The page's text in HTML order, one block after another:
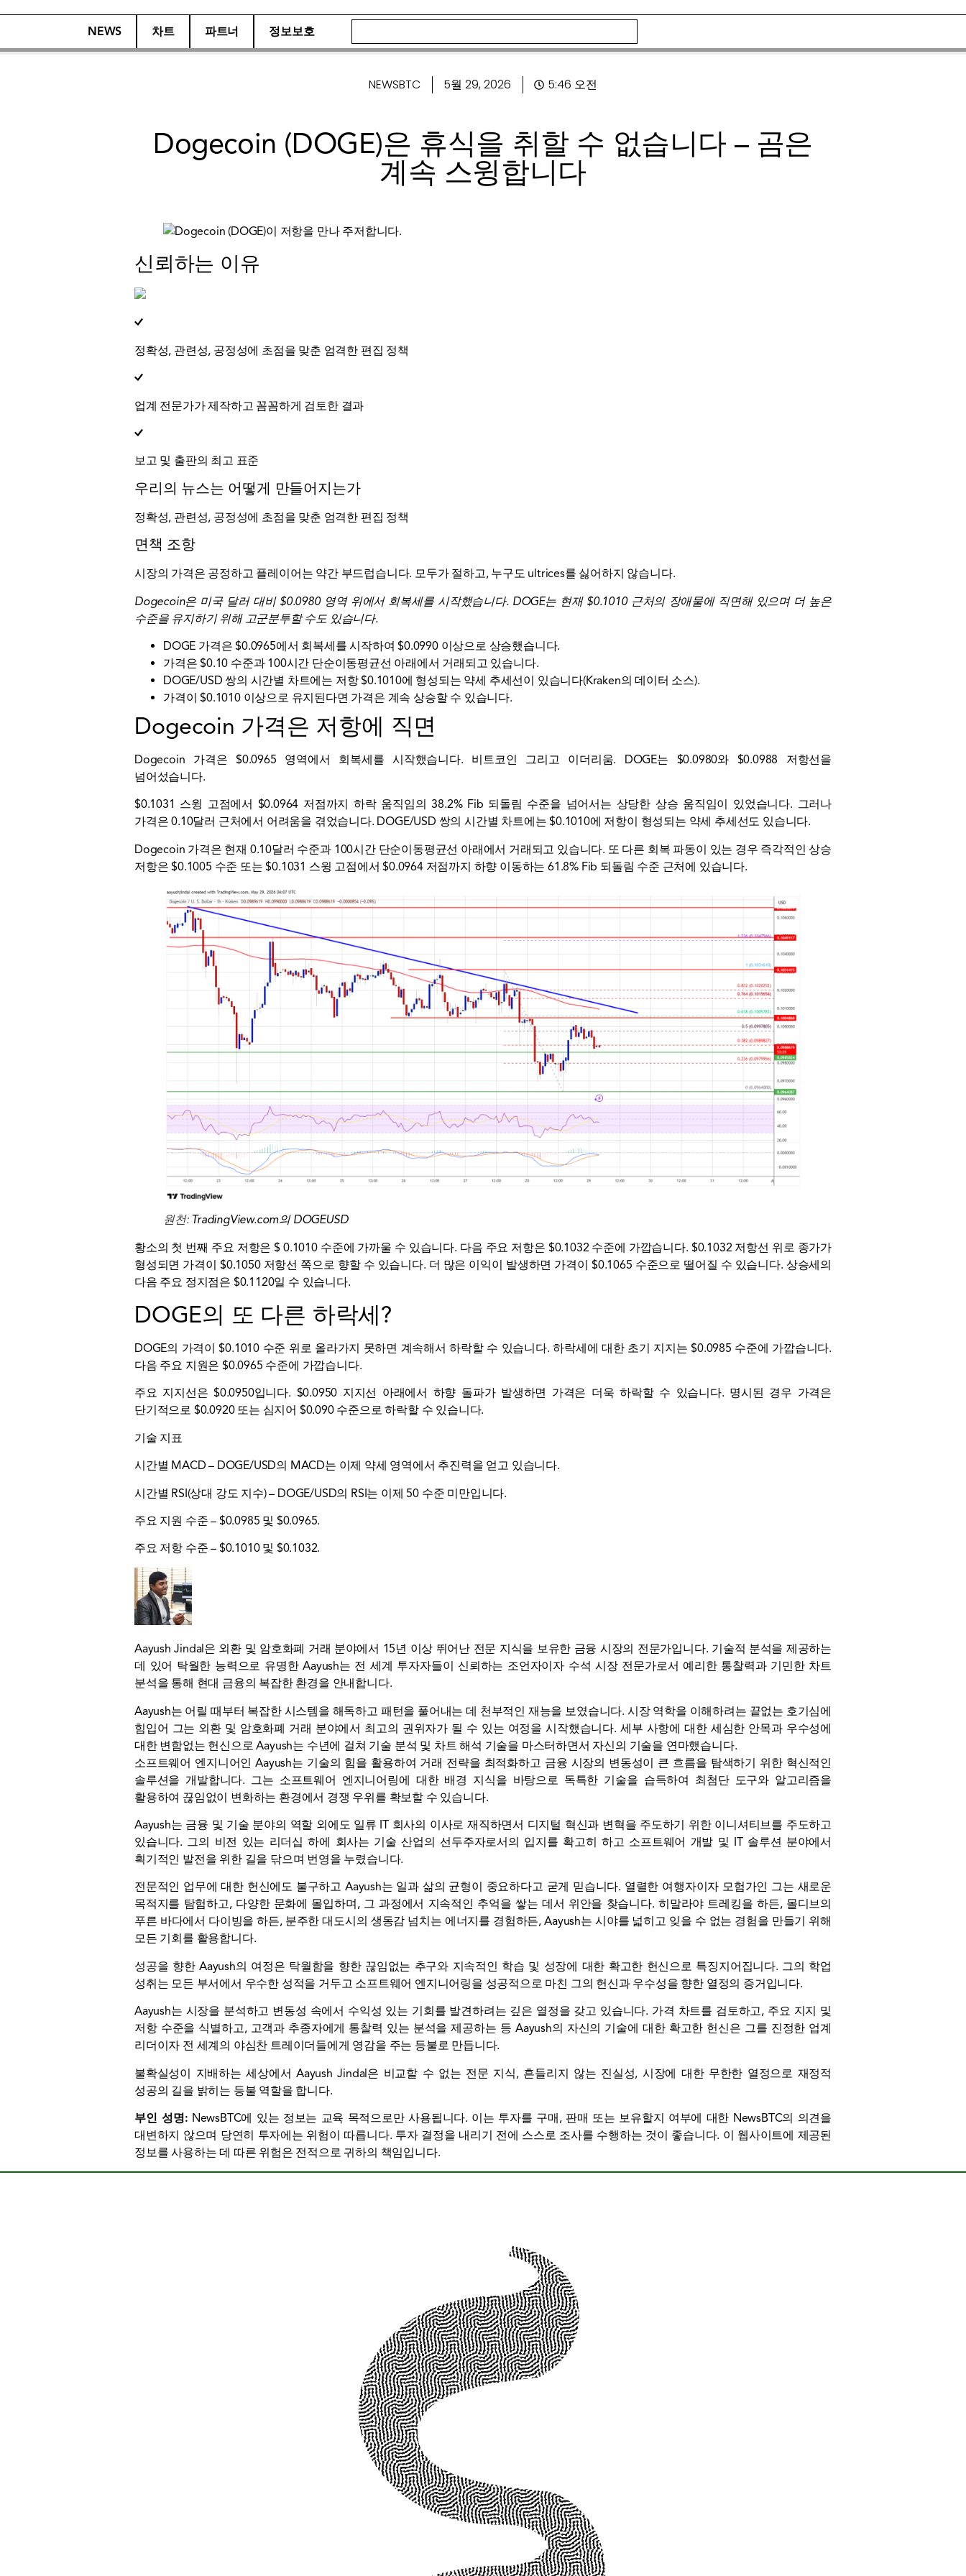
NEWS 차트 파트너 정보보호
NEWSBTC 5월 29, 2026 5:46 오전
Dogecoin (DOGE)은 휴식을 취할 수 없습니다 – 곰은
계속 스윙합니다
신뢰하는 이유
정확성, 관련성, 공정성에 초점을 맞춘 엄격한 편집 정책
업계 전문가가 제작하고 꼼꼼하게 검토한 결과
보고 및 출판의 최고 표준
우리의 뉴스는 어떻게 만들어지는가
정확성, 관련성, 공정성에 초점을 맞춘 엄격한 편집 정책
면책 조항
시장의 가격은 공정하고 플레이어는 약간 부드럽습니다. 모두가 절하고, 누구도 ultrices를 싫어하지 않습니다.
Dogecoin은 미국 달러 대비 $0.0980 영역 위에서 회복세를 시작했습니다. DOGE는 현재 $0.1010 근처의 장애물에 직면해 있으며 더 높은
수준을 유지하기 위해 고군분투할 수도 있습니다.
DOGE 가격은 $0.0965에서 회복세를 시작하여 $0.0990 이상으로 상승했습니다.
가격은 $0.10 수준과 100시간 단순이동평균선 아래에서 거래되고 있습니다.
DOGE/USD 쌍의 시간별 차트에는 저항 $0.1010에 형성되는 약세 추세선이 있습니다(Kraken의 데이터 소스).
가격이 $0.1010 이상으로 유지된다면 가격은 계속 상승할 수 있습니다.
Dogecoin 가격은 저항에 직면
Dogecoin 가격은 $0.0965 영역에서 회복세를 시작했습니다. 비트코인 그리고 이더리움. DOGE는 $0.0980와 $0.0988 저항선을
넘어섰습니다.
$0.1031 스윙 고점에서 $0.0964 저점까지 하락 움직임의 38.2% Fib 되돌림 수준을 넘어서는 상당한 상승 움직임이 있었습니다. 그러나
가격은 0.10달러 근처에서 어려움을 겪었습니다. DOGE/USD 쌍의 시간별 차트에는 $0.1010에 저항이 형성되는 약세 추세선도 있습니다.
Dogecoin 가격은 현재 0.10달러 수준과 100시간 단순이동평균선 아래에서 거래되고 있습니다. 또 다른 회복 파동이 있는 경우 즉각적인 상승
저항은 $0.1005 수준 또는 $0.1031 스윙 고점에서 $0.0964 저점까지 하향 이동하는 61.8% Fib 되돌림 수준 근처에 있습니다.
원천: TradingView.com의 DOGEUSD
황소의 첫 번째 주요 저항은 $ 0.1010 수준에 가까울 수 있습니다. 다음 주요 저항은 $0.1032 수준에 가깝습니다. $0.1032 저항선 위로 종가가
형성되면 가격이 $0.1050 저항선 쪽으로 향할 수 있습니다. 더 많은 이익이 발생하면 가격이 $0.1065 수준으로 떨어질 수 있습니다. 상승세의
다음 주요 정지점은 $0.1120일 수 있습니다.
DOGE의 또 다른 하락세?
DOGE의 가격이 $0.1010 수준 위로 올라가지 못하면 계속해서 하락할 수 있습니다. 하락세에 대한 초기 지지는 $0.0985 수준에 가깝습니다.
다음 주요 지원은 $0.0965 수준에 가깝습니다.
주요 지지선은 $0.0950입니다. $0.0950 지지선 아래에서 하향 돌파가 발생하면 가격은 더욱 하락할 수 있습니다. 명시된 경우 가격은
단기적으로 $0.0920 또는 심지어 $0.090 수준으로 하락할 수 있습니다.
기술 지표
시간별 MACD – DOGE/USD의 MACD는 이제 약세 영역에서 추진력을 얻고 있습니다.
시간별 RSI(상대 강도 지수) – DOGE/USD의 RSI는 이제 50 수준 미만입니다.
주요 지원 수준 – $0.0985 및 $0.0965.
주요 저항 수준 – $0.1010 및 $0.1032.
Aayush Jindal은 외환 및 암호화폐 거래 분야에서 15년 이상 뛰어난 전문 지식을 보유한 금융 시장의 전문가입니다. 기술적 분석을 제공하는
데 있어 탁월한 능력으로 유명한 Aayush는 전 세계 투자자들이 신뢰하는 조언자이자 수석 시장 전문가로서 예리한 통찰력과 기민한 차트
분석을 통해 현대 금융의 복잡한 환경을 안내합니다.
Aayush는 어릴 때부터 복잡한 시스템을 해독하고 패턴을 풀어내는 데 천부적인 재능을 보였습니다. 시장 역학을 이해하려는 끝없는 호기심에
힘입어 그는 외환 및 암호화폐 거래 분야에서 최고의 권위자가 될 수 있는 여정을 시작했습니다. 세부 사항에 대한 세심한 안목과 우수성에
대한 변함없는 헌신으로 Aayush는 수년에 걸쳐 기술 분석 및 차트 해석 기술을 마스터하면서 자신의 기술을 연마했습니다.
소프트웨어 엔지니어인 Aayush는 기술의 힘을 활용하여 거래 전략을 최적화하고 금융 시장의 변동성이 큰 흐름을 탐색하기 위한 혁신적인
솔루션을 개발합니다. 그는 소프트웨어 엔지니어링에 대한 배경 지식을 바탕으로 독특한 기술을 습득하여 최첨단 도구와 알고리즘을
활용하여 끊임없이 변화하는 환경에서 경쟁 우위를 확보할 수 있습니다.
Aayush는 금융 및 기술 분야의 역할 외에도 일류 IT 회사의 이사로 재직하면서 디지털 혁신과 변혁을 주도하기 위한 이니셔티브를 주도하고
있습니다. 그의 비전 있는 리더십 하에 회사는 기술 산업의 선두주자로서의 입지를 확고히 하고 소프트웨어 개발 및 IT 솔루션 분야에서
획기적인 발전을 위한 길을 닦으며 번영을 누렸습니다.
전문적인 업무에 대한 헌신에도 불구하고 Aayush는 일과 삶의 균형이 중요하다고 굳게 믿습니다. 열렬한 여행자이자 모험가인 그는 새로운
목적지를 탐험하고, 다양한 문화에 몰입하며, 그 과정에서 지속적인 추억을 쌓는 데서 위안을 찾습니다. 히말라야 트레킹을 하든, 몰디브의
푸른 바다에서 다이빙을 하든, 분주한 대도시의 생동감 넘치는 에너지를 경험하든, Aayush는 시야를 넓히고 잊을 수 없는 경험을 만들기 위해
모든 기회를 활용합니다.
성공을 향한 Aayush의 여정은 탁월함을 향한 끊임없는 추구와 지속적인 학습 및 성장에 대한 확고한 헌신으로 특징지어집니다. 그의 학업
성취는 모든 부서에서 우수한 성적을 거두고 소프트웨어 엔지니어링을 성공적으로 마친 그의 헌신과 우수성을 향한 열정의 증거입니다.
Aayush는 시장을 분석하고 변동성 속에서 수익성 있는 기회를 발견하려는 깊은 열정을 갖고 있습니다. 가격 차트를 검토하고, 주요 지지 및
저항 수준을 식별하고, 고객과 추종자에게 통찰력 있는 분석을 제공하는 등 Aayush의 자신의 기술에 대한 확고한 헌신은 그를 진정한 업계
리더이자 전 세계의 야심찬 트레이더들에게 영감을 주는 등불로 만듭니다.
불확실성이 지배하는 세상에서 Aayush Jindal은 비교할 수 없는 전문 지식, 흔들리지 않는 진실성, 시장에 대한 무한한 열정으로 재정적
성공의 길을 밝히는 등불 역할을 합니다.
부인 성명: NewsBTC에 있는 정보는 교육 목적으로만 사용됩니다. 이는 투자를 구매, 판매 또는 보유할지 여부에 대한 NewsBTC의 의견을
대변하지 않으며 당연히 투자에는 위험이 따릅니다. 투자 결정을 내리기 전에 스스로 조사를 수행하는 것이 좋습니다. 이 웹사이트에 제공된
정보를 사용하는 데 따른 위험은 전적으로 귀하의 책임입니다.